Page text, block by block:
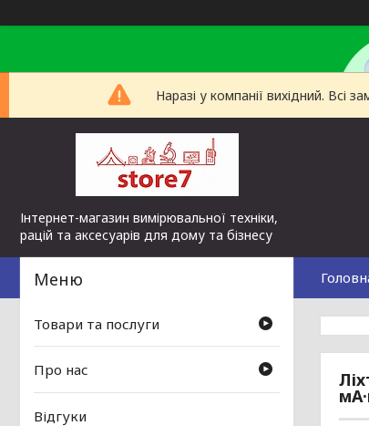
Наразі у компанії вихідний.
Інтернет-магазин вимірювальної техніки,
рацій та аксесуарів для дому та бізнесу
Товари та послуги
Про нас
Відгуки